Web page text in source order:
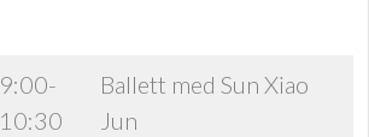
9:00-
10:30
Ballett med Sun Xiao
Jun